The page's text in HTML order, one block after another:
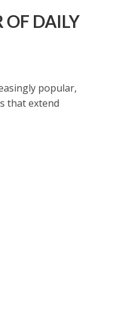
OF DAILY
popular,
that extend